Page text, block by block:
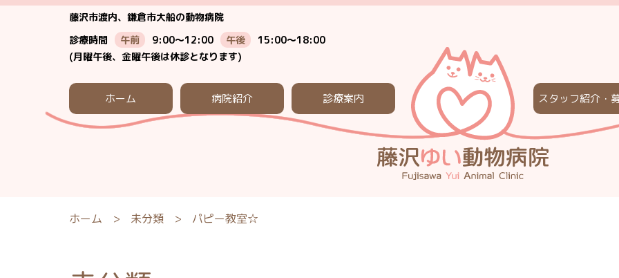
藤沢市渡内、鎌倉市大船の動物病院
診療時間
午前 9:00～12:00 午後
15:00～18:00
(月曜午後、金曜午後は休診となります)
ホーム 病院紹介 診療案内 スタッフ紹介・
ホーム > 未分類 > パピー教室☆